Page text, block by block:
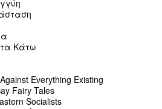
Κάτω
Everything Existing
Fairy Tales
Socialists